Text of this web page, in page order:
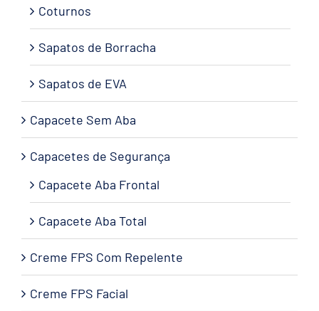
Coturnos
Sapatos de Borracha
Sapatos de EVA
Capacete Sem Aba
Capacetes de Segurança
Capacete Aba Frontal
Capacete Aba Total
Creme FPS Com Repelente
Creme FPS Facial